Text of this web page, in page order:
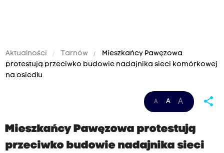
Aktualności Tarnów
Mieszkańcy Pawęzowa
protestują przeciwko budowie nadajnika sieci komórkowej
na osiedlu
A A A share
Mieszkańcy Pawęzowa protestują
przeciwko budowie nadajnika sieci